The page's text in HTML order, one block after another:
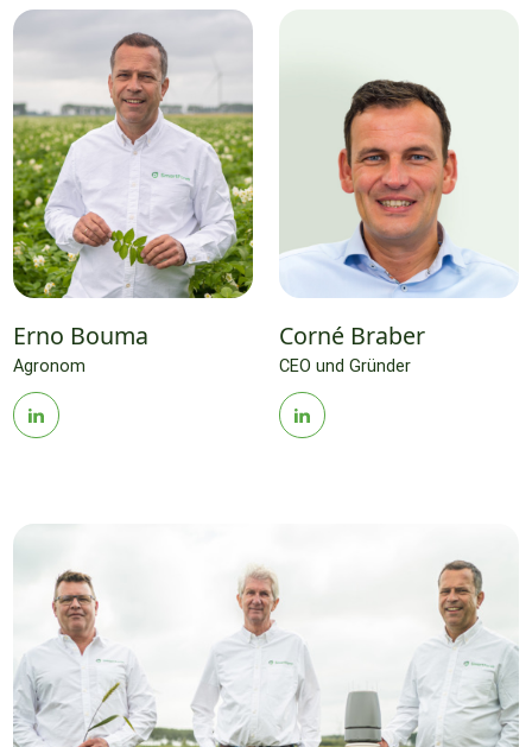
Erno Bouma
Agronom
Corné Braber
CEO und Gründer